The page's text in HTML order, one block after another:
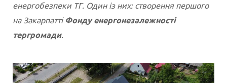
енергобезпеки ТГ. Один із них: створення першого
на Закарпатті Фонду енергонезалежності
тергромади.